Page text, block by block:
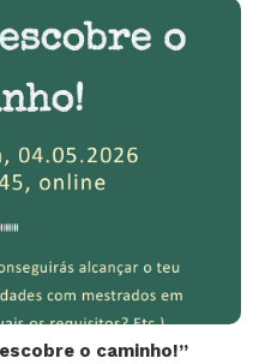
o caminho!”